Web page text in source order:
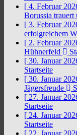
[ 4. Februar
Borussia trauert
[ 3. Februar
erfolgreichem
[ 2. Februar
Hühnerfeld
[ 30. Januar
Startseite
[ 30. Januar
Jägersfreude
[ 27. Januar
Startseite
[ 24. Januar
Startseite
[ 22. Januar